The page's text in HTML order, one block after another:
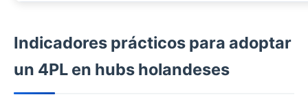
Indicadores prácticos para adoptar
un 4PL en hubs holandeses